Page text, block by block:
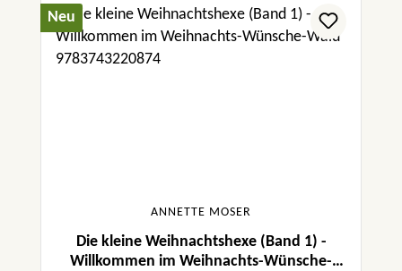
Neu
ANNETTE MOSER
Die kleine Weihnachtshexe (Band 1) -
Willkommen im Weihnachts-Wünsche-